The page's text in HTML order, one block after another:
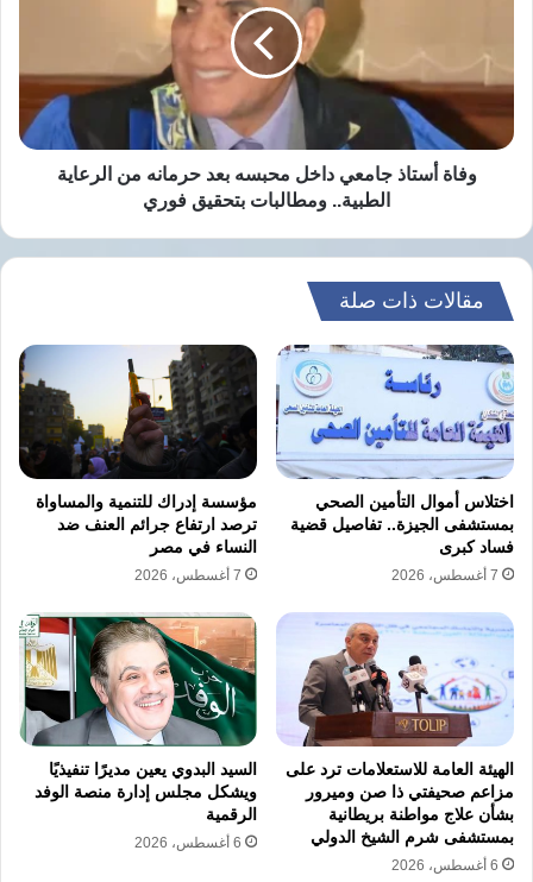
ودعت الحملة إلى الانضمام للحركة ونشر شعارها
عبر مواقع التواصل الاجتماعي باستخدام الوسوم:
#بلاها_انتهابات
#قاطع
يأتي هذا الإعلان بالتزامن مع انطلاق انتخابات
محلية ودولية حول نزاهة العملية الانتخابية وغياب
🚫#بلاها_انتهابات
بنعلن عن تأسيس "الحركة الوطنية
لمقاطعة الانتخابات الهزلية" رفضًا
للمسرحية السياسية اللي بتستهين
بعقولنا وتضيع فلوسنا.
المقاطعة مش سلبية.. المقاطعة
مقاومة ضد التزوير والفساد.
شارك الحقيقة وانشرها:#قاطع
pic.twitter.com/musPyOvzMG
حرمانه
من
الرعاية
الطبية..وفاة أستاذ جامعي داخل محبسه بعد حرمانه من الرعاية
الطبية.. ومطالبات بتحقيق فوري
مقالات ذات صلة
اختلاس أموال التأمين الصحي
بمستشفى الجيزة.. تفاصيل قضية
فساد كبرى
7 أغسطس، 2026
مؤسسة إدراك للتنمية والمساواة
ترصد ارتفاع جرائم العنف ضد
النساء في مصر
7 أغسطس، 2026
الهيئة العامة للاستعلامات ترد على
مزاعم صحيفتي ذا صن وميرور
بشأن علاج مواطنة بريطانية
بمستشفى شرم الشيخ الدولي
6 أغسطس، 2026
السيد البدوي يعين مديرًا تنفيذيًا
ويشكل مجلس إدارة منصة الوفد
الرقمية
6 أغسطس، 2026